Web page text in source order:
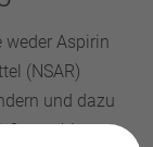
weder Aspirin
(NSAR)
und dazu
ausbluten.